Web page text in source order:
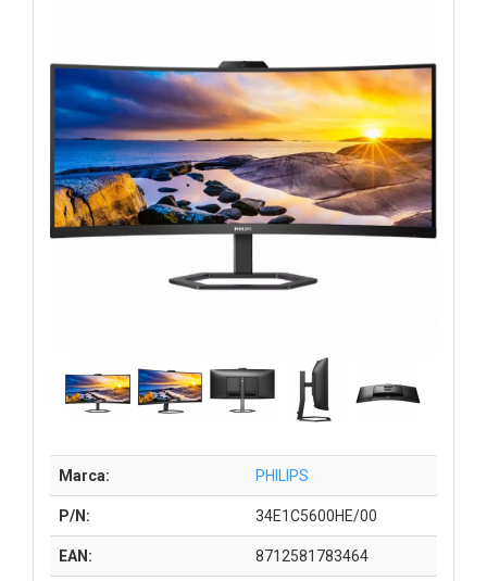
Marca: PHILIPS
P/N: 34E1C5600HE/00
EAN: 8712581783464